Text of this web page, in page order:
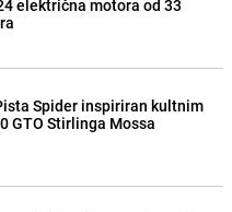
električna motora od 33
Spider inspiriran kultnim
GTO Stirlinga Mossa